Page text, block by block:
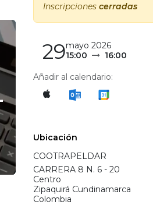
Inscripciones cerradas
29mayo 2026
15:00
16:00
Añadir al calendario:
Ubicación
COOTRAPELDAR
CARRERA 8 N. 6 - 20
Centro
Zipaquirá Cundinamarca
Colombia